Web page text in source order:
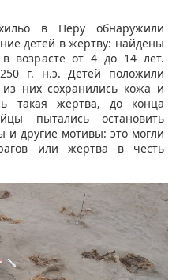
в Перу обнаружили
детей в жертву: найдены
возрасте от 4 до 14 лет.
г. н.э. Детей положили
них сохранились кожа и
такая жертва, до конца
пытались остановить
другие мотивы: это могли
или жертва в честь